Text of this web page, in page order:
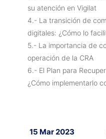
su atención en Vigilat
4.- La transición de
digitales: ¿Cómo lo
5.- La importancia de
operación de la CRA
6.- El Plan para
¿Cómo implementarlo
15 Mar 2023